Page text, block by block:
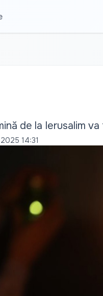
de la Ierusalim
14:31